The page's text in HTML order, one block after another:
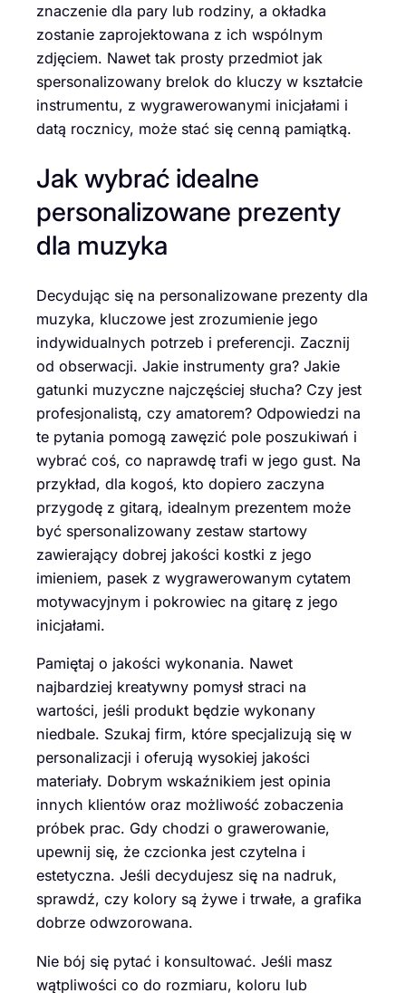
znaczenie dla pary lub rodziny, a okładka
zostanie zaprojektowana z ich wspólnym
zdjęciem. Nawet tak prosty przedmiot jak
spersonalizowany brelok do kluczy w kształcie
instrumentu, z wygrawerowanymi inicjałami i
datą rocznicy, może stać się cenną pamiątką.
Jak wybrać idealne
personalizowane prezenty
dla muzyka
Decydując się na personalizowane prezenty dla
muzyka, kluczowe jest zrozumienie jego
indywidualnych potrzeb i preferencji. Zacznij
od obserwacji. Jakie instrumenty gra? Jakie
gatunki muzyczne najczęściej słucha? Czy jest
profesjonalistą, czy amatorem? Odpowiedzi na
te pytania pomogą zawęzić pole poszukiwań i
wybrać coś, co naprawdę trafi w jego gust. Na
przykład, dla kogoś, kto dopiero zaczyna
przygodę z gitarą, idealnym prezentem może
być spersonalizowany zestaw startowy
zawierający dobrej jakości kostki z jego
imieniem, pasek z wygrawerowanym cytatem
motywacyjnym i pokrowiec na gitarę z jego
inicjałami.
Pamiętaj o jakości wykonania. Nawet
najbardziej kreatywny pomysł straci na
wartości, jeśli produkt będzie wykonany
niedbale. Szukaj firm, które specjalizują się w
personalizacji i oferują wysokiej jakości
materiały. Dobrym wskaźnikiem jest opinia
innych klientów oraz możliwość zobaczenia
próbek prac. Gdy chodzi o grawerowanie,
upewnij się, że czcionka jest czytelna i
estetyczna. Jeśli decydujesz się na nadruk,
sprawdź, czy kolory są żywe i trwałe, a grafika
dobrze odwzorowana.
Nie bój się pytać i konsultować. Jeśli masz
wątpliwości co do rozmiaru, koloru lub